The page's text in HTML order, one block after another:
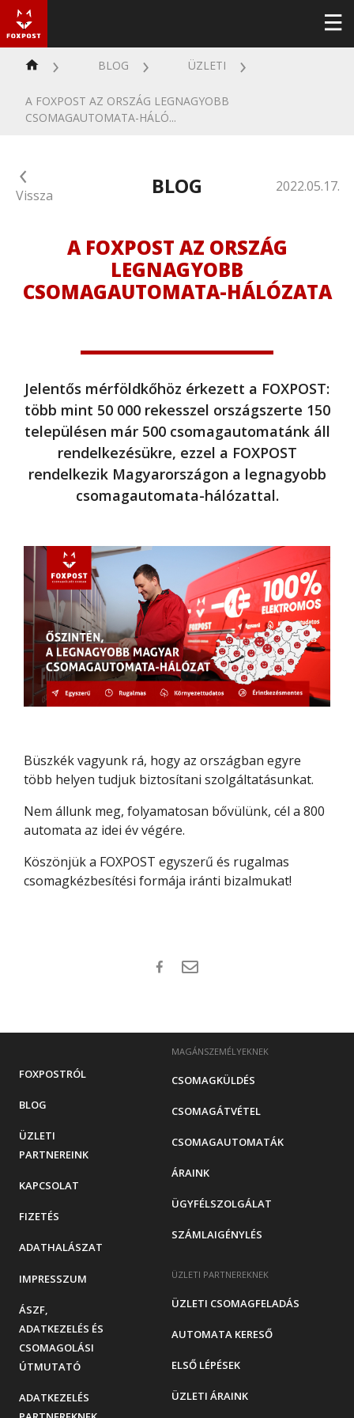
BLOG ÜZLETI
A FOXPOST AZ ORSZÁG LEGNAGYOBB
CSOMAGAUTOMATA-HÁLÓ...
Vissza BLOG 2022.05.17.
A FOXPOST AZ ORSZÁG
LEGNAGYOBB
CSOMAGAUTOMATA-HÁLÓZATA
Jelentős mérföldkőhöz érkezett a FOXPOST:
több mint 50 000 rekesszel országszerte 150
településen már 500 csomagautomatánk áll
rendelkezésükre, ezzel a FOXPOST
rendelkezik Magyarországon a legnagyobb
csomagautomata-hálózattal.
Büszkék vagyunk rá, hogy az országban egyre
több helyen tudjuk biztosítani szolgáltatásunkat.
Nem állunk meg, folyamatosan bővülünk, cél a 800
automata az idei év végére.
Köszönjük a FOXPOST egyszerű és rugalmas
csomagkézbesítési formája iránti bizalmukat!
MAGÁNSZEMÉLYEKNEK
CSOMAGKÜLDÉS
CSOMAGÁTVÉTEL
CSOMAGAUTOMATÁK
ÁRAINK
ÜGYFÉLSZOLGÁLAT
SZÁMLAIGÉNYLÉS
ÜZLETI PARTNEREKNEK
ÜZLETI CSOMAGFELADÁS
AUTOMATA KERESŐ
ELSŐ LÉPÉSEK
ÜZLETI ÁRAINK
FOXPOSTRÓL
BLOG
ÜZLETI
PARTNEREINK
KAPCSOLAT
FIZETÉS
ADATHALÁSZAT
IMPRESSZUM
ÁSZF,
ADATKEZELÉS ÉS
CSOMAGOLÁSI
ÚTMUTATÓ
ADATKEZELÉS